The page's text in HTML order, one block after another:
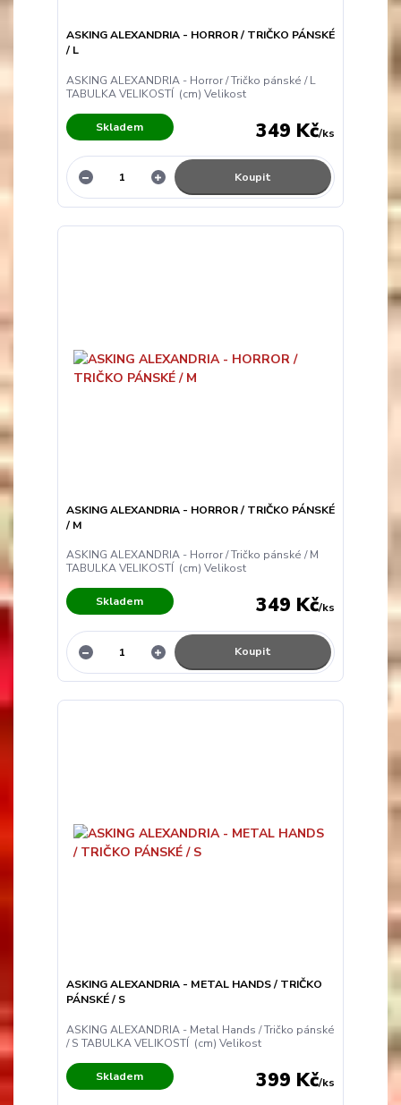
ASKING ALEXANDRIA - HORROR / TRIČKO PÁNSKÉ
/ L
ASKING ALEXANDRIA - Horror / Tričko pánské / L
TABULKA VELIKOSTÍ (cm) Velikost
349 Kč/ks
Skladem
Koupit
ASKING ALEXANDRIA - HORROR / TRIČKO PÁNSKÉ
/ M
ASKING ALEXANDRIA - Horror / Tričko pánské / M
TABULKA VELIKOSTÍ (cm) Velikost
349 Kč/ks
Skladem
Koupit
ASKING ALEXANDRIA - METAL HANDS / TRIČKO
PÁNSKÉ / S
ASKING ALEXANDRIA - Metal Hands / Tričko pánské
/ S TABULKA VELIKOSTÍ (cm) Velikost
399 Kč/ks
Skladem